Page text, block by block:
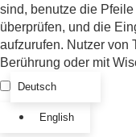
sind, benutze die
überprüfen, und die
aufzurufen. Nutzer von
Berührung oder mit
Deutsch
English